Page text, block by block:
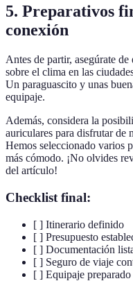
5. Preparativos
conexión
Antes de partir, asegúrate
sobre el clima en las
Un paraguascito y unas
equipaje.
Además, considera la
auriculares para disfrutar de
Hemos seleccionado varios
más cómodo. ¡No olvides
del artículo!
Checklist final:
[ ] Itinerario definido
[ ] Presupuesto
[ ] Documentación
[ ] Seguro de viaje
[ ] Equipaje preparado